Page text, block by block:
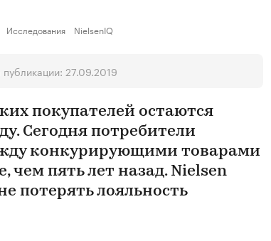
Исследования NielsenIQ
27.09.2019
покупателей остаются
Сегодня потребители
конкурирующими товарами
чем пять лет назад. Nielsen
потерять лояльность